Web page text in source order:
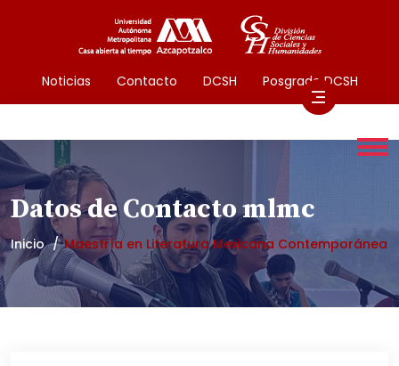
Noticias Contacto DCSH Posgrado DCSH
Datos de Contacto mlmc
Inicio Maestría en Literatura Mexicana Contemporánea